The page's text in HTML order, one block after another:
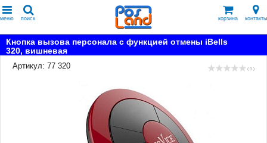
меню поиск корзина контакты
Кнопка вызова персонала с функцией отмены iBells
320, вишневая
Артикул: 77 320
( 0 )